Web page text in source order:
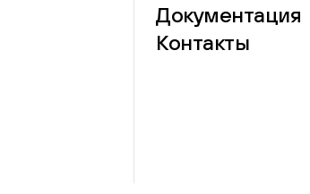
Документация
Контакты